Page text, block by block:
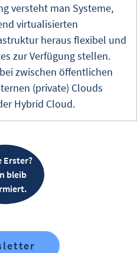
versteht man Systeme,
virtualisierten
heraus flexibel und
zur Verfügung stellen.
zwischen öffentlichen
(private) Clouds
Hybrid Cloud.
Erster?
bleib